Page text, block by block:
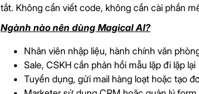
tắt. Không cần viết code, không cần cài phần
Ngành nào nên dùng Magical AI?
Nhân viên nhập liệu, hành chính văn
Sale, CSKH cần phản hồi mẫu lặp đi lặp lại
Tuyển dụng, gửi mail hàng loạt hoặc tạo